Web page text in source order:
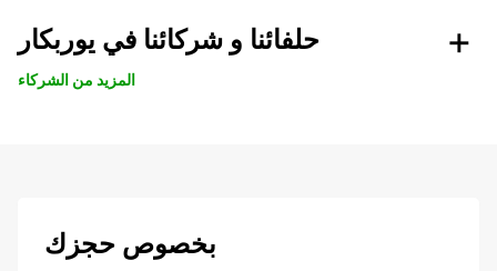
حلفائنا و شركائنا في يوربكار
المزيد من الشركاء
بخصوص حجزك